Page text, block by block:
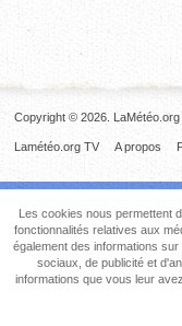
Copyright © 2026. LaMétéo.org
A propos
Lamétéo.org TV
Les cookies nous permettent
fonctionnalités relatives aux
également des informations
sociaux, de publicité et
informations que vous leur